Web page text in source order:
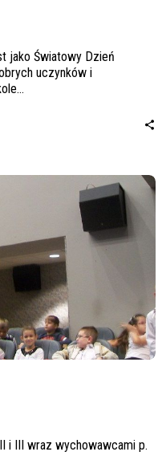
jako Światowy Dzień
uczynków i
i III wraz wychowawcami p.